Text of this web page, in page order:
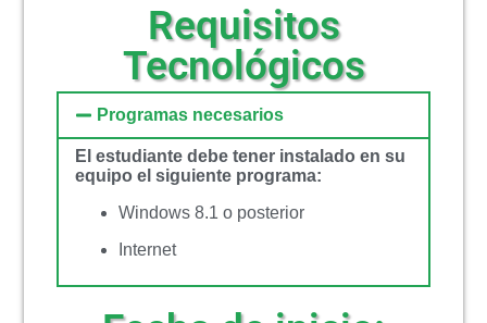
Requisitos
Tecnológicos
Programas necesarios
El estudiante debe tener instalado en su
equipo el siguiente programa:
Windows 8.1 o posterior
Internet